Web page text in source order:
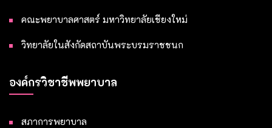
คณะพยาบาลศาสตร์ มหาวิทยาลัยเชียงใหม่
วิทยาลัยในสังกัดสถาบันพระบรมราชชนก
องค์กรวิชาชีพพยาบาล
สภาการพยาบาล